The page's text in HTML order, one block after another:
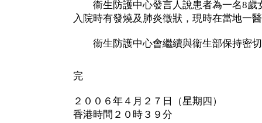
衞生防護中心發言人說患者為一名8歲
入院時有發燒及肺炎徵狀，現時在當地一
衞生防護中心會繼續與衞生部保持密切
完
２００６年４月２７日（星期四）
香港時間２０時３９分